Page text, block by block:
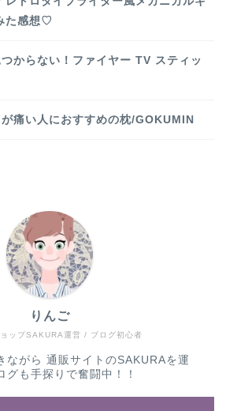
た感想♡
からない！ファイヤー TV スティッ
痛い人におすすめの枕/GOKUMIN
ップSAKURA運営 / ブログ初心者
りんご
ながら 通販サイトのSAKURAを運
グも手探りで奮闘中！！